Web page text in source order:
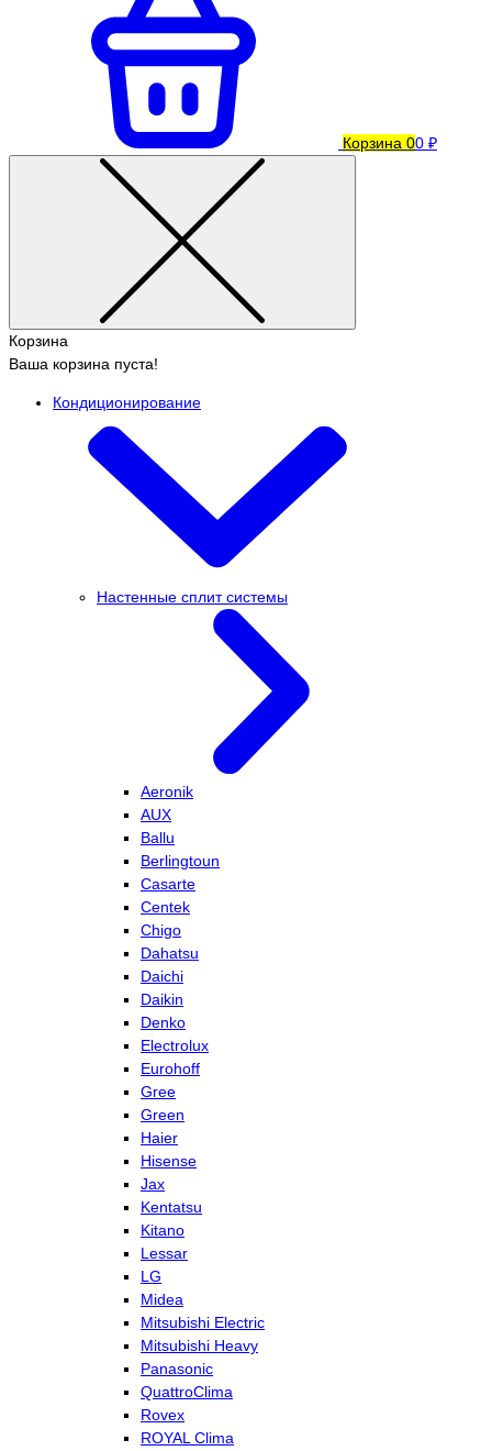
Корзина 00 ₽
Корзина
Ваша корзина пуста!
Кондиционирование
Настенные сплит системы
Aeronik
AUX
Ballu
Berlingtoun
Casarte
Centek
Chigo
Dahatsu
Daichi
Daikin
Denko
Electrolux
Eurohoff
Gree
Green
Haier
Hisense
Jax
Kentatsu
Kitano
Lessar
LG
Midea
Mitsubishi Electric
Mitsubishi Heavy
Panasonic
QuattroClima
Rovex
ROYAL Clima